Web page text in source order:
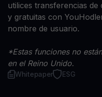
utilices transferencias de
y gratuitas con
nombre de usuario.
*Estas funciones no
en el Reino Unido.
Whitepaper ESG